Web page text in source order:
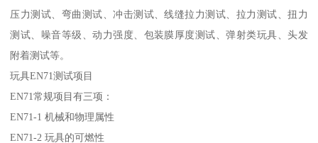
压力测试、弯曲测试、冲击测试、线缝拉力测试、拉力测试、扭力
测试、噪音等级、动力强度、包装膜厚度测试、弹射类玩具、头发
附着测试等。
玩具EN71测试项目
EN71常规项目有三项：
EN71-1 机械和物理属性
EN71-2 玩具的可燃性